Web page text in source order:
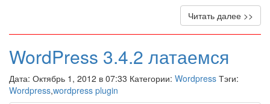
Читать далее >>
WordPress 3.4.2 латаемся
Дата: Октябрь 1, 2012 в 07:33 Категории: Wordpress Тэги:
Wordpress,wordpress plugin